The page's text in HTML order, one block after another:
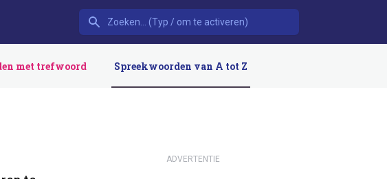
met trefwoord Spreekwoorden van A tot Z
ADVERTENTIE